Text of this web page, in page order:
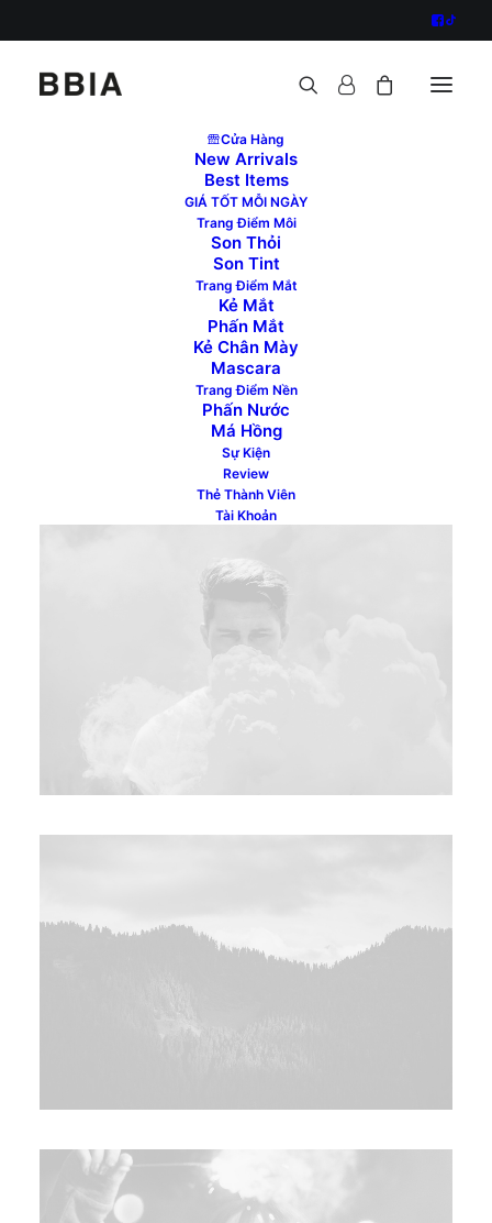
Cửa Hàng
New Arrivals
Best Items
GIÁ TỐT MỖI NGÀY
Trang Điểm Môi
Son Thỏi
Son Tint
Trang Điểm Mắt
Kẻ Mắt
Phấn Mắt
Kẻ Chân Mày
Mascara
Trang Điểm Nền
Phấn Nước
Má Hồng
Sự Kiện
Review
Thẻ Thành Viên
Tài Khoản